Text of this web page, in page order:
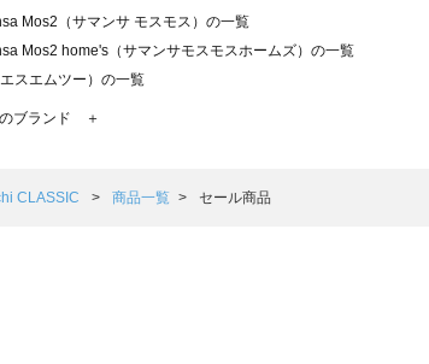
Mos2（サマンサ モスモス）の一覧
Mos2 home's（サマンサモスモスホームズ）の一覧
スエムツー）の一覧
by Samansa Mos2（ツハルバイサマンサモスモス）の一覧
Mos2 Lagom（サマンサモスモス ラーゴム）の一覧
ブランド ＋
CLASSIC 商品一覧 セール商品